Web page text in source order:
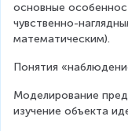
основные
чувственно-
математическим).
Понятия
Моделирование
изучение объекта